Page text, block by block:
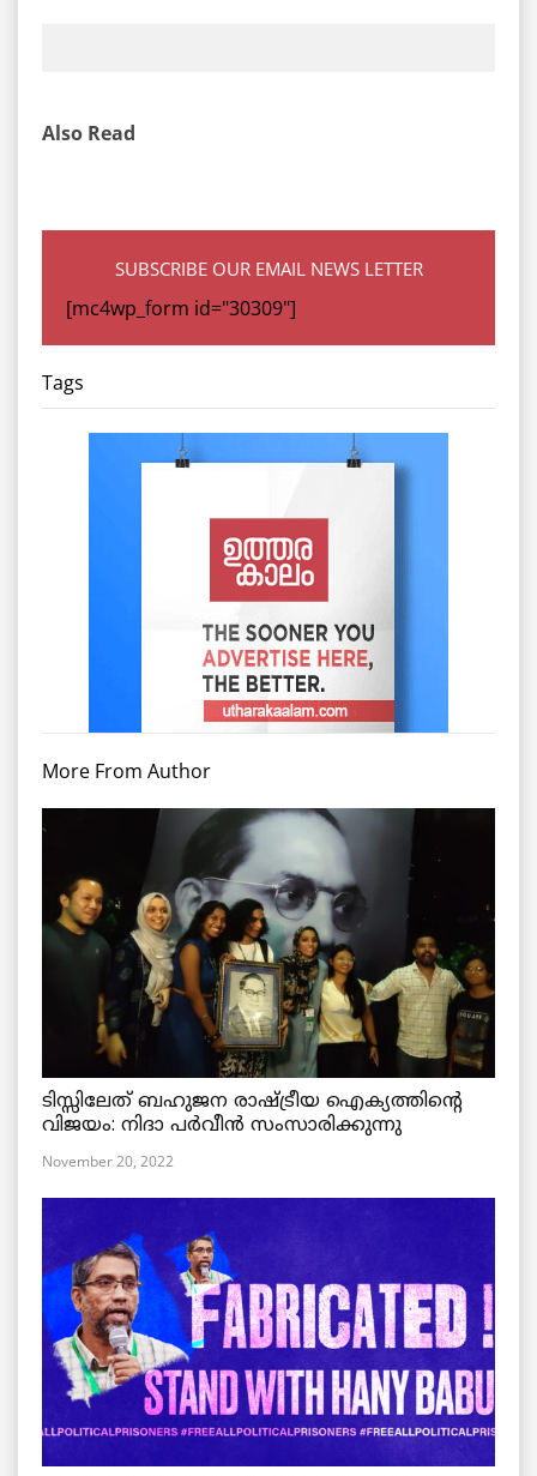
Also Read
SUBSCRIBE OUR EMAIL NEWS LETTER
[mc4wp_form id="30309"]
Tags
More From Author
ടിസ്സിലേത് ബഹുജന രാഷ്ട്രീയ ഐക്യത്തിന്റെ
വിജയം: നിദാ പർവീൻ സംസാരിക്കുന്നു
November 20, 2022